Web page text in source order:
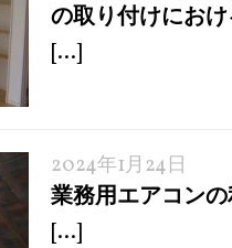
の取り付けにお
[...]
2024年1月24日
業務用エアコン
[...]